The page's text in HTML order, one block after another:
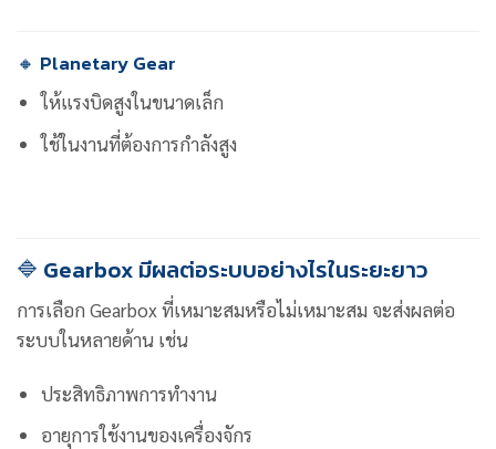
🔸 Planetary Gear
ให้แรงบิดสูงในขนาดเล็ก
ใช้ในงานที่ต้องการกำลังสูง
🔷 Gearbox มีผลต่อระบบอย่างไรในระยะยาว
การเลือก Gearbox ที่เหมาะสมหรือไม่เหมาะสม จะส่งผลต่อ
ระบบในหลายด้าน เช่น
ประสิทธิภาพการทำงาน
อายุการใช้งานของเครื่องจักร